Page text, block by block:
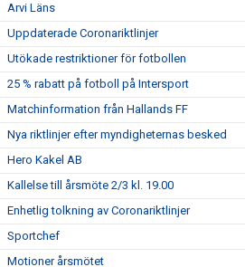
Arvi Läns
Uppdaterade Coronariktlinjer
Utökade restriktioner för fotbollen
25 % rabatt på fotboll på Intersport
Matchinformation från Hallands FF
Nya riktlinjer efter myndigheternas besked
Hero Kakel AB
Kallelse till årsmöte 2/3 kl. 19.00
Enhetlig tolkning av Coronariktlinjer
Sportchef
Motioner årsmötet